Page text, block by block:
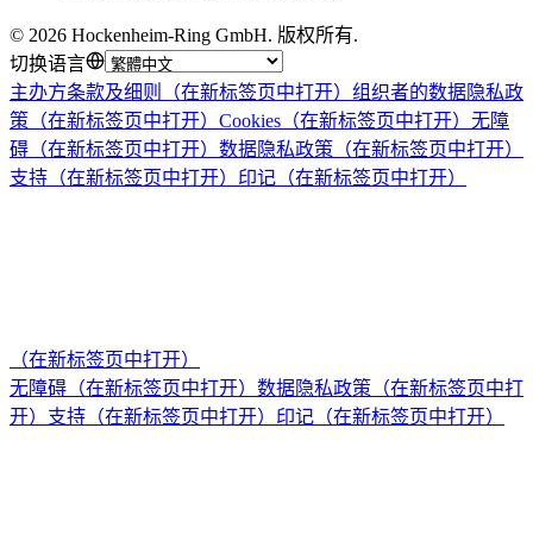
© 2026 Hockenheim-Ring GmbH. 版权所有.
切换语言
主办方条款及细则
（在新标签页中打开） 组织者的数据隐私政
策 （在新标签页中打开） Cookies （在新标签页中打开） 无障
碍 （在新标签页中打开） 数据隐私政策 （在新标签页中打开）
支持 （在新标签页中打开） 印记 （在新标签页中打开）
（在新标签页中打开）
无障碍 （在新标签页中打开） 数据隐私政策 （在新标签页中打
开） 支持 （在新标签页中打开） 印记 （在新标签页中打开）